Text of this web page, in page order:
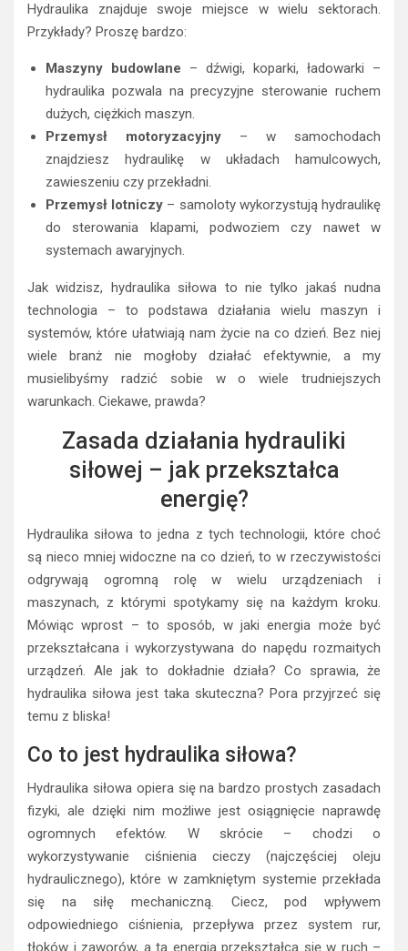
Hydraulika znajduje swoje miejsce w wielu sektorach.
Przykłady? Proszę bardzo:
Maszyny budowlane – dźwigi, koparki, ładowarki –
hydraulika pozwala na precyzyjne sterowanie ruchem
dużych, ciężkich maszyn.
Przemysł motoryzacyjny – w samochodach
znajdziesz hydraulikę w układach hamulcowych,
zawieszeniu czy przekładni.
Przemysł lotniczy – samoloty wykorzystują hydraulikę
do sterowania klapami, podwoziem czy nawet w
systemach awaryjnych.
Jak widzisz, hydraulika siłowa to nie tylko jakaś nudna
technologia – to podstawa działania wielu maszyn i
systemów, które ułatwiają nam życie na co dzień. Bez niej
wiele branż nie mogłoby działać efektywnie, a my
musielibyśmy radzić sobie w o wiele trudniejszych
warunkach. Ciekawe, prawda?
Zasada działania hydrauliki
siłowej – jak przekształca
energię?
Hydraulika siłowa to jedna z tych technologii, które choć
są nieco mniej widoczne na co dzień, to w rzeczywistości
odgrywają ogromną rolę w wielu urządzeniach i
maszynach, z którymi spotykamy się na każdym kroku.
Mówiąc wprost – to sposób, w jaki energia może być
przekształcana i wykorzystywana do napędu rozmaitych
urządzeń. Ale jak to dokładnie działa? Co sprawia, że
hydraulika siłowa jest taka skuteczna? Pora przyjrzeć się
temu z bliska!
Co to jest hydraulika siłowa?
Hydraulika siłowa opiera się na bardzo prostych zasadach
fizyki, ale dzięki nim możliwe jest osiągnięcie naprawdę
ogromnych efektów. W skrócie – chodzi o
wykorzystywanie ciśnienia cieczy (najczęściej oleju
hydraulicznego), które w zamkniętym systemie przekłada
się na siłę mechaniczną. Ciecz, pod wpływem
odpowiedniego ciśnienia, przepływa przez system rur,
tłoków i zaworów, a ta energia przekształca się w ruch –